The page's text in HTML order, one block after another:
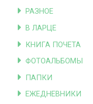
РАЗНОЕ
В ЛАРЦЕ
КНИГА ПОЧЕТА
ФОТОАЛЬБОМЫ
ПАПКИ
ЕЖЕДНЕВНИКИ